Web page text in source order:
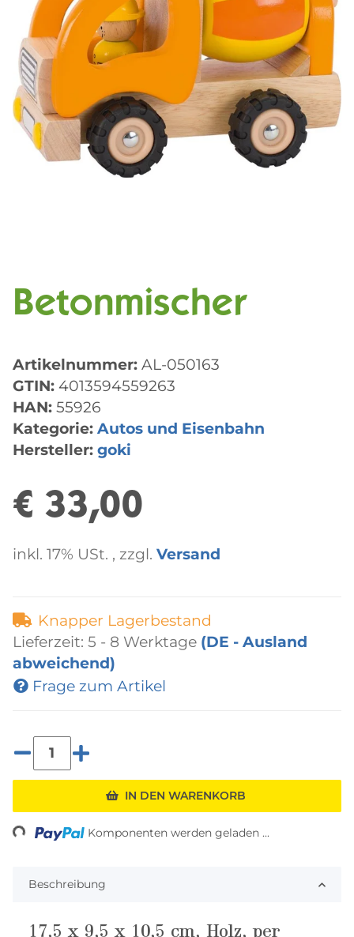
Betonmischer
Artikelnummer: AL-050163
GTIN: 4013594559263
HAN: 55926
Kategorie: Autos und Eisenbahn
Hersteller: goki
€ 33,00
inkl. 17% USt. , zzgl. Versand
Knapper Lagerbestand
Lieferzeit: 5 - 8 Werktage (DE - Ausland
abweichend)
Frage zum Artikel
IN DEN WARENKORB
Loading... Komponenten werden geladen ...
Beschreibung
17,5 x 9,5 x 10,5 cm, Holz, per